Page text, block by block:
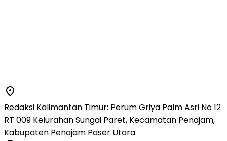
Redaksi Kalimantan Timur: Perum Griya Palm Asri No 12
RT 009 Kelurahan Sungai Paret, Kecamatan Penajam,
Kabupaten Penajam Paser Utara